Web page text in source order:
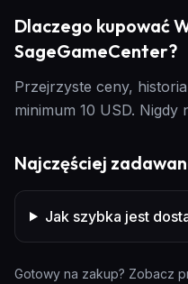
Dlaczego kupować
SageGameCenter?
Przejrzyste ceny,
minimum 10 USD. Nigdy
Najczęściej
Jak szybka jest
Gotowy na zakup? Zobacz